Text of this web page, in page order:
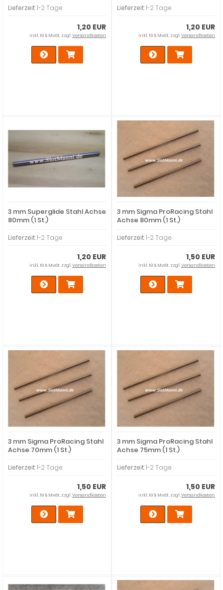
Lieferzeit:1-2 Tage
1,20 EUR
inkl. 19 % MwSt. zzgl.Versandkosten
Lieferzeit:1-2 Tage
1,20 EUR
inkl. 19 % MwSt. zzgl.Versandkosten
3 mm Superglide Stahl Achse
80mm (1 St.)
Lieferzeit:1-2 Tage
1,20 EUR
inkl. 19 % MwSt. zzgl.Versandkosten
3 mm Sigma ProRacing Stahl
Achse 80mm (1 St.)
Lieferzeit:1-2 Tage
1,50 EUR
inkl. 19 % MwSt. zzgl.Versandkosten
3 mm Sigma ProRacing Stahl
Achse 70mm (1 St.)
Lieferzeit:1-2 Tage
1,50 EUR
inkl. 19 % MwSt. zzgl.Versandkosten
3 mm Sigma ProRacing Stahl
Achse 75mm (1 St.)
Lieferzeit:1-2 Tage
1,50 EUR
inkl. 19 % MwSt. zzgl.Versandkosten